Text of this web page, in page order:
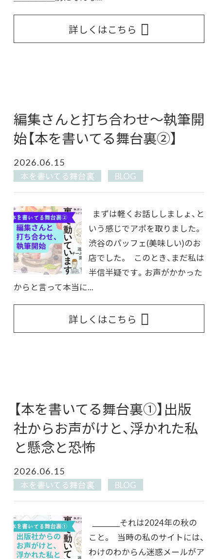
詳しくはこちら
編集さんと打ち合わせ〜執筆開
始【本を書いてる舞台裏②】
2026.06.15
本を書いてる舞台裏 BLOG
まずは軽くお話ししましょ、と
いう感じでアポを取りました。
渋谷のパッフェ(美味しい)のお
店でした。 このとき、まだ私は
半信半疑です。お声がかかった
からと言って本当に...
詳しくはこちら
【本を書いてる舞台裏①】出版
社からお声がけと、浮かれた私
と懸念と恐怖
2026.06.15
本を書いてる舞台裏 BLOG
________それは2024年の秋の
こと。 当時の私のサイトには、
わけのわからん迷惑メールがア